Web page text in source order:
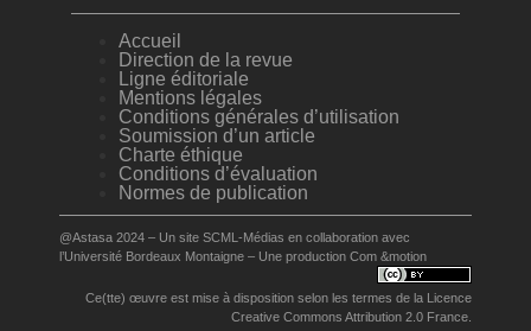
Accueil
Direction de la revue
Ligne éditoriale
Mentions légales
Conditions générales d’utilisation
Soumission d’un article
Charte éthique
Conditions d’évaluation
Normes de publication
@Astasa 2024 – Un site SCML-Médias en collaboration avec
l’Université Bordeaux Montaigne – Une production Com &motion
Ce(tte) œuvre est mise à disposition selon les termes de la
Licence
Creative Commons Attribution 2.0 France